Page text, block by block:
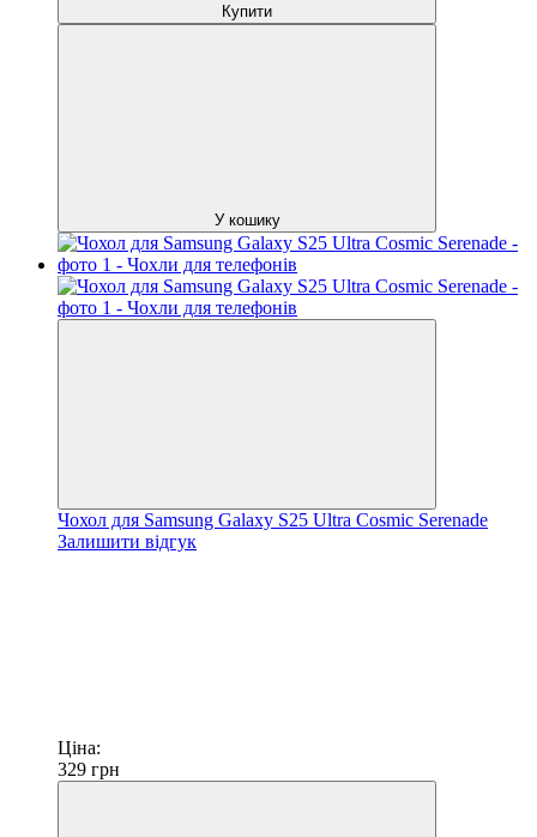
Купити
У кошику
Чохол для Samsung Galaxy S25 Ultra Cosmic Serenade
Залишити відгук
Ціна:
329 грн